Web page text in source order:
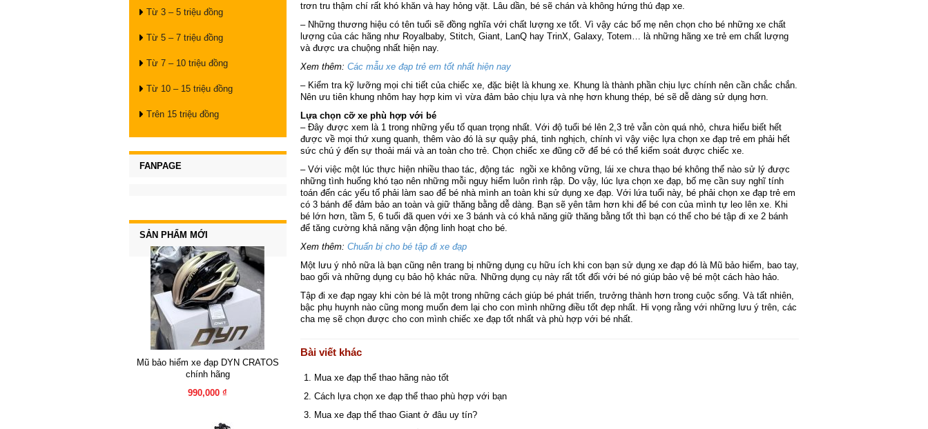
Từ 3 – 5 triệu đồng
Từ 5 – 7 triệu đồng
Từ 7 – 10 triệu đồng
Từ 10 – 15 triệu đồng
Trên 15 triệu đồng
FANPAGE
SẢN PHẨM MỚI
Mũ bảo hiểm xe đạp DYN CRATOS
chính hãng
990,000 ₫
trơn tru thậm chí rất khó khăn và hay hỏng vặt. Lâu dần, bé sẽ chán và không hứng thú đạp xe.
– Những thương hiệu có tên tuổi sẽ đồng nghĩa với chất lượng xe tốt. Vì vậy các bố mẹ nên chọn cho bé những xe chất
lượng của các hãng như Royalbaby, Stitch, Giant, LanQ hay TrinX, Galaxy, Totem… là những hãng xe trẻ em chất lượng
và được ưa chuộng nhất hiện nay.
Xem thêm: Các mẫu xe đạp trẻ em tốt nhất hiện nay
– Kiểm tra kỹ lưỡng mọi chi tiết của chiếc xe, đặc biệt là khung xe. Khung là thành phần chịu lực chính nên cần chắc chắn.
Nên ưu tiên khung nhôm hay hợp kim vì vừa đảm bảo chịu lựa và nhẹ hơn khung thép, bé sẽ dễ dàng sử dụng hơn.
Lựa chọn cỡ xe phù hợp với bé
– Đây được xem là 1 trong những yếu tố quan trọng nhất. Với độ tuổi bé lên 2,3 trẻ vẫn còn quá nhỏ, chưa hiểu biết hết
được về mọi thứ xung quanh, thêm vào đó là sự quậy phá, tinh nghịch, chính vì vậy việc lựa chọn xe đạp trẻ em phải hết
sức chú ý đến sự thoải mái và an toàn cho trẻ. Chọn chiếc xe đũng cỡ để bé có thể kiểm soát được chiếc xe.
– Với việc một lúc thực hiện nhiều thao tác, động tác ngồi xe không vững, lái xe chưa thạo bé không thể nào sử lý được
những tình huống khó tạo nên những mỗi nguy hiểm luôn rình rập. Do vậy, lúc lựa chọn xe đạp, bố mẹ cần suy nghĩ tính
toán đến các yếu tố phải làm sao để bé nhà mình an toàn khi sử dụng xe đạp. Với lứa tuổi này, bé phải chọn xe đạp trẻ em
có 3 bánh để đảm bảo an toàn và giữ thăng bằng dễ dàng. Bạn sẽ yên tâm hơn khi để bé con của mình tự leo lên xe. Khi
bé lớn hơn, tầm 5, 6 tuổi đã quen với xe 3 bánh và có khả năng giữ thăng bằng tốt thì bạn có thể cho bé tập đi xe 2 bánh
để tăng cường khả năng vận động linh hoạt cho bé.
Xem thêm: Chuẩn bị cho bé tập đi xe đạp
Một lưu ý nhỏ nữa là bạn cũng nên trang bị những dụng cụ hữu ích khi con bạn sử dụng xe đạp đó là Mũ bảo hiểm, bao tay,
bao gối và những dụng cụ bảo hộ khác nữa. Những dụng cụ này rất tốt đối với bé nó giúp bảo vệ bé một cách hào hảo.
Tập đi xe đạp ngay khi còn bé là một trong những cách giúp bé phát triển, trưởng thành hơn trong cuộc sống. Và tất nhiên,
bậc phụ huynh nào cũng mong muốn đem lại cho con mình những điều tốt đẹp nhất. Hi vọng rằng với những lưu ý trên, các
cha mẹ sẽ chọn được cho con mình chiếc xe đạp tốt nhất và phù hợp với bé nhất.
Bài viết khác
Mua xe đạp thể thao hãng nào tốt
Cách lựa chọn xe đạp thể thao phù hợp với bạn
Mua xe đạp thể thao Giant ở đâu uy tín?